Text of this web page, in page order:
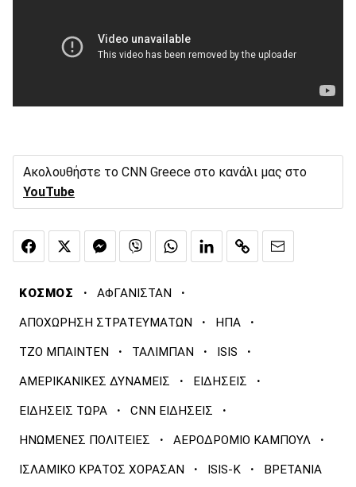
Ακολουθήστε το CNN Greece στο κανάλι μας στο
YouTube
ΚΟΣΜΟΣ · ΑΦΓΑΝΙΣΤΑΝ ·
ΑΠΟΧΩΡΗΣΗ ΣΤΡΑΤΕΥΜΑΤΩΝ · ΗΠΑ ·
ΤΖΟ ΜΠΑΙΝΤΕΝ · ΤΑΛΙΜΠΑΝ · ISIS ·
ΑΜΕΡΙΚΑΝΙΚΕΣ ΔΥΝΑΜΕΙΣ · ΕΙΔΗΣΕΙΣ ·
ΕΙΔΗΣΕΙΣ ΤΩΡΑ · CNN ΕΙΔΗΣΕΙΣ ·
ΗΝΩΜΕΝΕΣ ΠΟΛΙΤΕΙΕΣ · ΑΕΡΟΔΡΟΜΙΟ ΚΑΜΠΟΥΛ ·
ΙΣΛΑΜΙΚΟ ΚΡΑΤΟΣ ΧΟΡΑΣΑΝ · ISIS-K · ΒΡΕΤΑΝΙΑ